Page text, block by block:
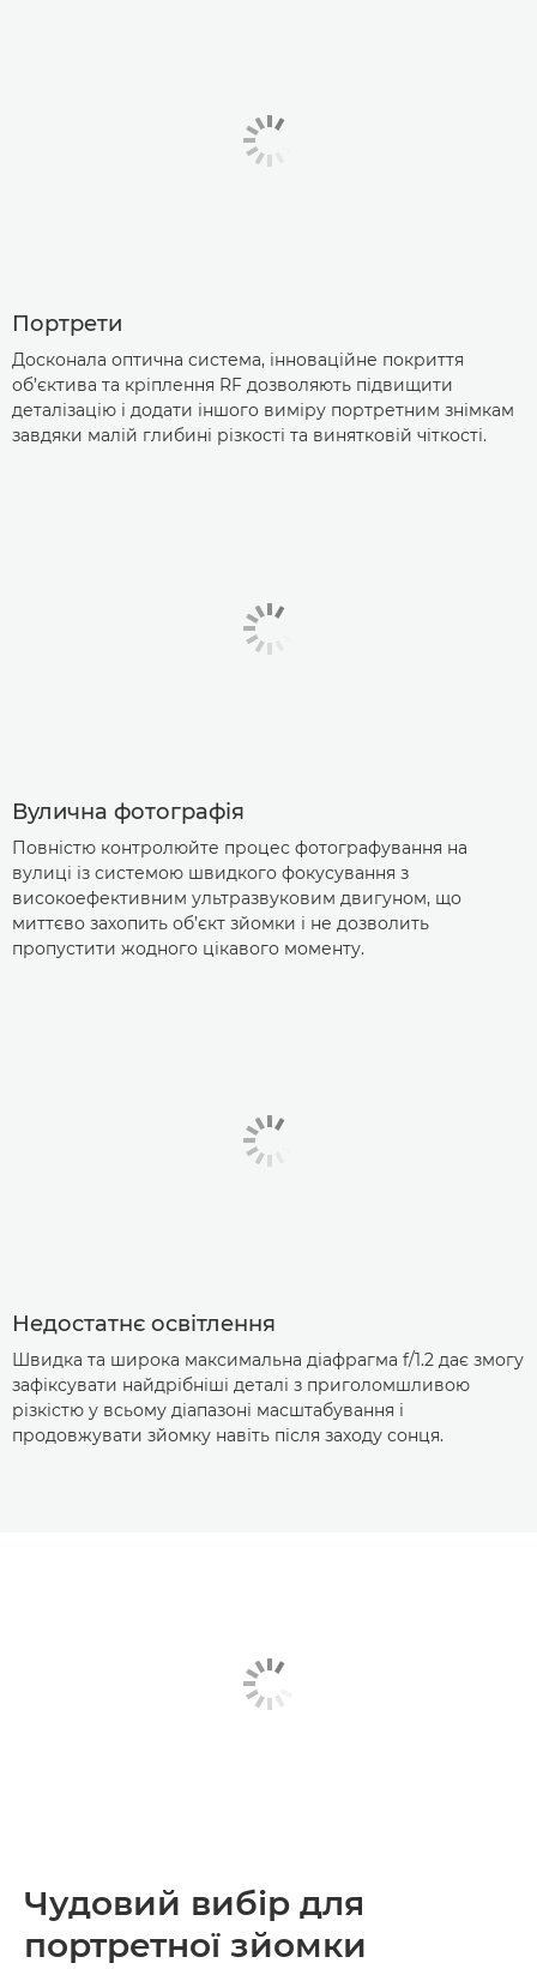
Портрети
Досконала оптична система, інноваційне покриття
об’єктива та кріплення RF дозволяють підвищити
деталізацію і додати іншого виміру портретним знімкам
завдяки малій глибині різкості та винятковій чіткості.
Вулична фотографія
Повністю контролюйте процес фотографування на
вулиці із системою швидкого фокусування з
високоефективним ультразвуковим двигуном, що
миттєво захопить об’єкт зйомки і не дозволить
пропустити жодного цікавого моменту.
Недостатнє освітлення
Швидка та широка максимальна діафрагма f/1.2 дає змогу
зафіксувати найдрібніші деталі з приголомшливою
різкістю у всьому діапазоні масштабування і
продовжувати зйомку навіть після заходу сонця.
Чудовий вибір для
портретної зйомки